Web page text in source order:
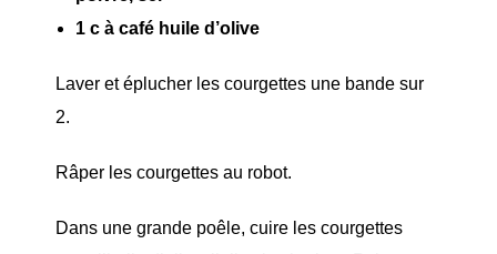
1 c à café huile d’olive
Laver et éplucher les courgettes une bande sur
2.
Râper les courgettes au robot.
Dans une grande poêle, cuire les courgettes